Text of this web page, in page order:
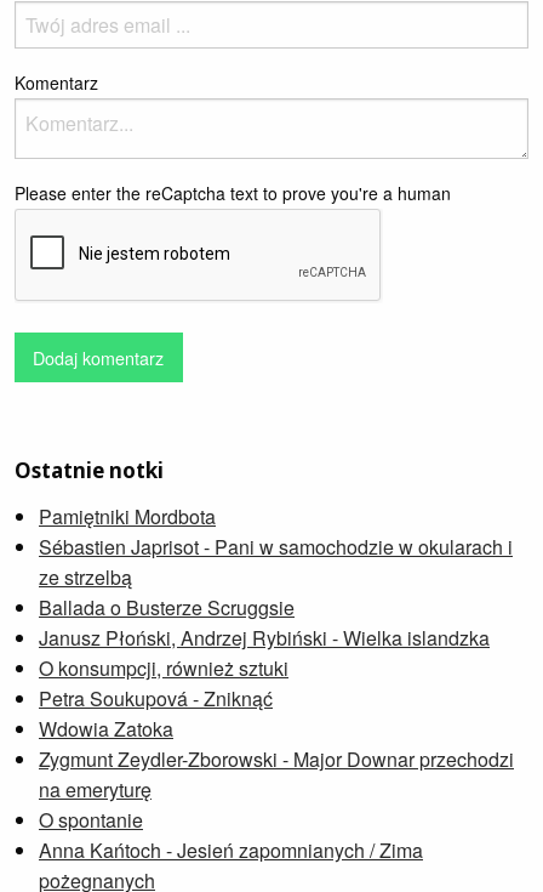
Komentarz
Please enter the reCaptcha text to prove you're a human
Dodaj komentarz
Ostatnie notki
Pamiętniki Mordbota
Sébastien Japrisot - Pani w samochodzie w okularach i
ze strzelbą
Ballada o Busterze Scruggsie
Janusz Płoński, Andrzej Rybiński - Wielka islandzka
O konsumpcji, również sztuki
Petra Soukupová - Zniknąć
Wdowia Zatoka
Zygmunt Zeydler-Zborowski - Major Downar przechodzi
na emeryturę
O spontanie
Anna Kańtoch - Jesień zapomnianych / Zima
pożegnanych